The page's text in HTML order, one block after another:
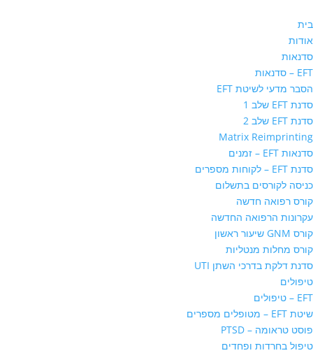
בית
אודות
סדנאות
EFT – סדנאות
הסבר מדעי לשיטת EFT
סדנת EFT שלב 1
סדנת EFT שלב 2
Matrix Reimprinting
סדנאות EFT – זמנים
סדנת EFT – לקוחות מספרים
כניסה לקורסים בתשלום
קורס רפואה חדשה
עקרונות הרפואה החדשה
קורס GNM שיעור ראשון
קורס מחלות מנטליות
סדנת דלקת בדרכי השתן UTI
טיפולים
EFT – טיפולים
שיטת EFT – מטופלים מספרים
פוסט טראומה – PTSD
טיפול בחרדות ופחדים